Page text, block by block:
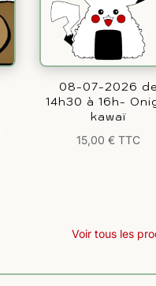
08-07-2026 de
14h30 à 16h-
kawaï
15,00 € TTC
Voir tous les